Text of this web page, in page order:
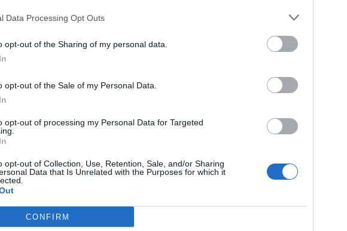
Data Processing Opt Outs
opt-out of the Sharing of my personal data.
opt-out of the Sale of my Personal Data.
opt-out of processing my Personal Data for Targeted
opt-out of Collection, Use, Retention, Sale, and/or Sharing
Data that Is Unrelated with the Purposes for which it
CONFIRM
tekintetében, és a WEO forgatókönyvei az évek alatt egyértelműen
a megújuló energia technológiák, különösen a napelemek
erre egy új tanulmány részleteiben is rávilágít.
(Lappeenranta-Lahti Műszaki) Egyetem új
a WEO 1993 és 2022
valamint a magasabb fenntarthatósági szintet feltételező
vizsgálta a tényadatok fényében. Az elemzés eredményei
nagyrészt pontosak voltak az olyan fontos mutatók esetében,
energiaigény, de a megújuló energiaforrások térnyerésére vonatkozó
WEO-ban nagymértékben alábecsülték a végül megvalósult
különösen a fotovoltaikus (PV) napenergia esetében.
események, köztük a 2008-as pénzügyi válság és a COVID-19 válság